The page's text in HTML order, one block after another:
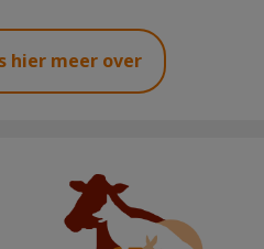
hier meer over